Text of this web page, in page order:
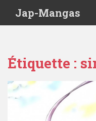
Jap-Mangas
Étiquette :